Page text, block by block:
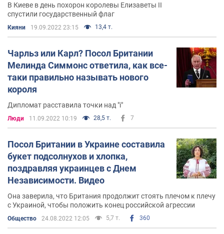
В Киеве в день похорон королевы Елизаветы II
спустили государственный флаг
Кияни 19.09.2022 23:15 13,4 т.
Чарльз или Карл? Посол Британии
Мелинда Симмонс ответила, как все-
таки правильно называть нового
короля
Дипломат расставила точки над "і"
Люди 11.09.2022 10:19 28,5 т. 7
Посол Британии в Украине составила
букет подсолнухов и хлопка,
поздравляя украинцев с Днем
Независимости. Видео
Она заверила, что Британия продолжит стоять плечом к плечу
с Украиной, чтобы положить конец российской агрессии
Общество 24.08.2022 12:05 5,7 т. 360